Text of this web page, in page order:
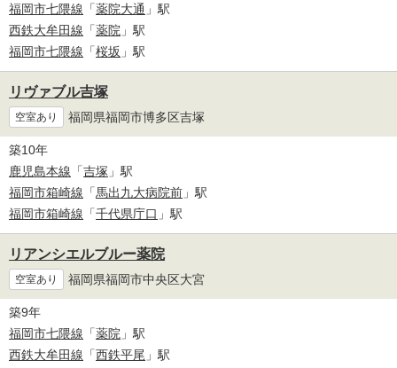
福岡市七隈線 「薬院大通 」駅
西鉄大牟田線 「薬院 」駅
福岡市七隈線 「桜坂 」駅
リヴァブル吉塚
空室あり 福岡県福岡市博多区吉塚
築10年
鹿児島本線 「吉塚 」駅
福岡市箱崎線 「馬出九大病院前 」駅
福岡市箱崎線 「千代県庁口 」駅
リアンシエルブルー薬院
空室あり 福岡県福岡市中央区大宮
築9年
福岡市七隈線 「薬院 」駅
西鉄大牟田線 「西鉄平尾 」駅